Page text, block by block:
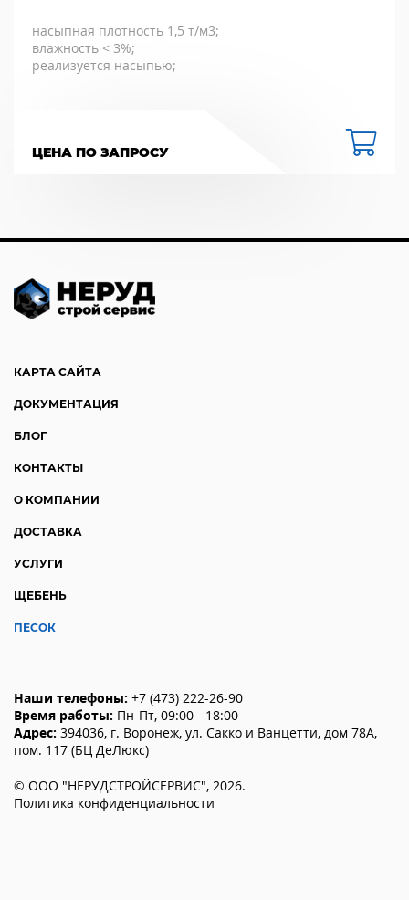
насыпная плотность 1,5 т/м3;
влажность < 3%;
реализуется насыпью;
ЦЕНА ПО ЗАПРОСУ
КАРТА САЙТА
ДОКУМЕНТАЦИЯ
БЛОГ
КОНТАКТЫ
О КОМПАНИИ
ДОСТАВКА
УСЛУГИ
ЩЕБЕНЬ
ПЕСОК
Наши телефоны: +7 (473) 222-26-90
Время работы: Пн-Пт, 09:00 - 18:00
Адрес: 394036, г. Воронеж, ул. Сакко и Ванцетти, дом 78А,
пом. 117 (БЦ ДеЛюкс)
© ООО "НЕРУДСТРОЙСЕРВИС", 2026.
Политика конфиденциальности